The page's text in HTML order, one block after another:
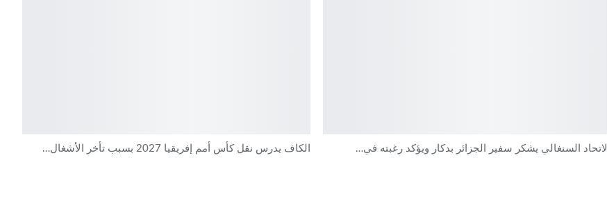
الاتحاد السنغالي يشكر سفير الجزائر بدكار ويؤكد رغبته في… الكاف يدرس نقل كأس أمم إفريقيا 2027 بسبب تأخر الأشغال…